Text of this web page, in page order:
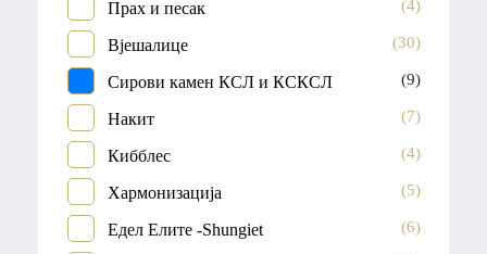
Прах и песак (4)
Вјешалице (30)
Сирови камен КСЛ и КСКСЛ (9)
Накит (7)
Кибблес (4)
Хармонизација (5)
Едел Елите -Shungiet (6)